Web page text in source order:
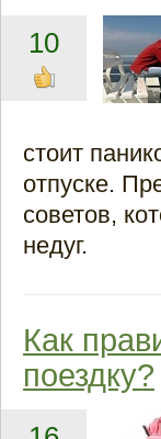
10
стоит
отпуске.
советов,
недуг.
Как
поездку?